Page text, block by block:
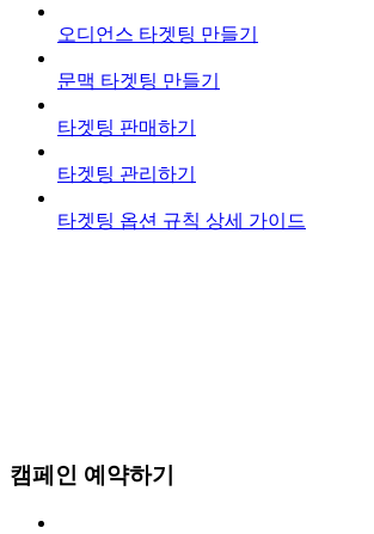
오디언스 타겟팅 만들기
문맥 타겟팅 만들기
타겟팅 판매하기
타겟팅 관리하기
타겟팅 옵션 규칙 상세 가이드
캠페인 예약하기